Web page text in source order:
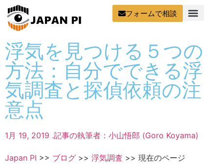
フォームで相談
浮気を見つける５つの
方法：自分でできる浮
気調査と探偵依頼の注
意点
1月 19, 2019 .記事の執筆者：小山悟郎 (Goro Koyama)
Japan PI >> ブログ >> 浮気調査 >> 現在のページ